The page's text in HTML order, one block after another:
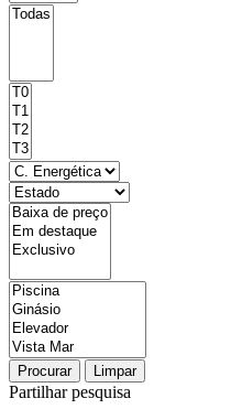
Procurar Limpar
Partilhar pesquisa